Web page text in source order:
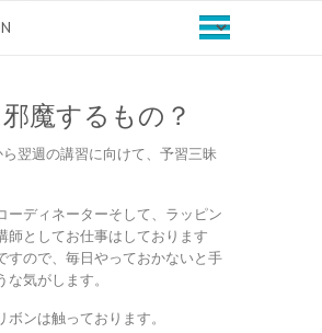
魔するもの？
翌週の講習に向けて、予習三昧
ーディネーターそして、ラッピン
師としてお仕事はしております
すので、毎日やっておかないと手
気がします。
ボンは触っております。